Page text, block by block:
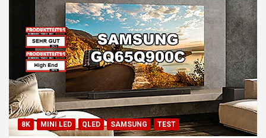
8K MINI LED QLED SAMSUNG TEST